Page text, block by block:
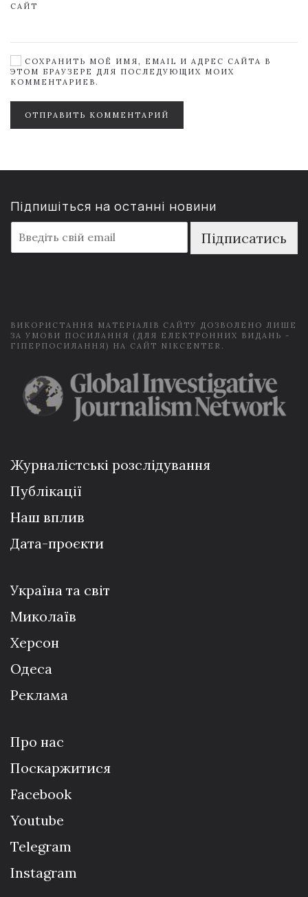
САЙТ
СОХРАНИТЬ МОЁ ИМЯ, EMAIL И АДРЕС САЙТА В
ЭТОМ БРАУЗЕРЕ ДЛЯ ПОСЛЕДУЮЩИХ МОИХ
КОММЕНТАРИЕВ.
ОТПРАВИТЬ КОММЕНТАРИЙ
Підпишіться на останні новини
m
a
Підписатись
ВИКОРИСТАННЯ МАТЕРІАЛІВ САЙТУ ДОЗВОЛЕНО ЛИШЕ
ЗА УМОВИ ПОСИЛАННЯ (ДЛЯ ЕЛЕКТРОННИХ ВИДАНЬ -
ГІПЕРПОСИЛАННЯ) НА САЙТ NIKCENTER.
Журналістські розслідування
Публікації
Наш вплив
Дата-проєкти
Україна та світ
Миколаїв
Херсон
Одеса
Реклама
Про нас
Поскаржитися
Facebook
Youtube
Telegram
Instagram